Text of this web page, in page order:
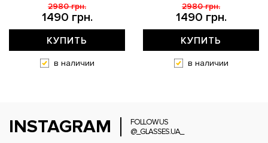
1490 грн.
2980 грн.
КУПИТЬ
в наличии
1490 грн.
2980 грн.
КУПИТЬ
в наличии
INSTAGRAM
FOLLOW US
@_GLASSES.UA_